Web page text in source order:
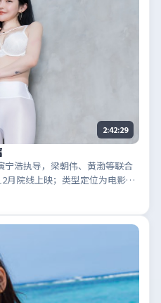
2:42:29
浩执导，梁朝伟、黄渤等联合
月院线上映；类型定位为电影·
本犯罪」「2022高分电影」等